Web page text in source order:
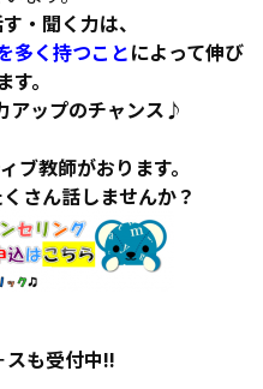
・聞く力は、
多く持つことによって伸び
。
アップのチャンス♪
ブ教師がおります。
さん話しませんか？
も受付中!!